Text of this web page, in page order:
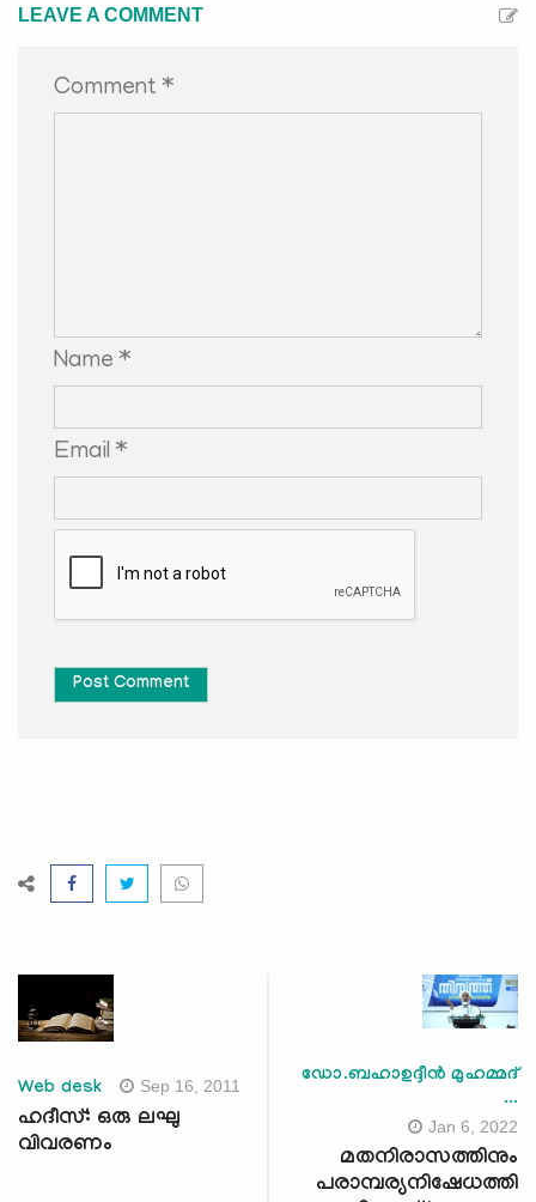
LEAVE A COMMENT
Comment *
Name *
Email *
Post Comment
Web desk Sep 16, 2011
ഹദീസ്: ഒരു ലഘു
വിവരണം
ഡോ.ബഹാഉദ്ദീൻ മുഹമ്മദ്
...
Jan 6, 2022
മതനിരാസത്തിനും
പരാമ്പര്യനിഷേധത്തി